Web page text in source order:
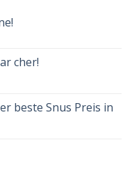
cher!
beste Snus Preis in